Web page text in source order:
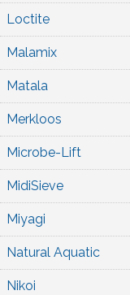
Loctite
Malamix
Matala
Merkloos
Microbe-Lift
MidiSieve
Miyagi
Natural Aquatic
Nikoi